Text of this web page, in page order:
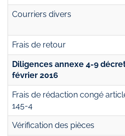
Courriers divers
Frais de retour
Diligences annexe 4-9
février 2016
Frais de rédaction congé
145-4
Vérification des pièces